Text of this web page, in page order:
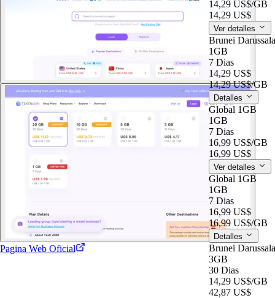
Pagina Web Oficial
14,29 US$/GB
14,29 US$
Ver detalles
Brunei
1GB
7 Dias
14,29 US$
14,29 US$/GB
Detalles
Global 1GB
1GB
7 Dias
16,99 US$/GB
16,99 US$
Ver detalles
Global 1GB
1GB
7 Dias
16,99 US$
16,99 US$/GB
Detalles
Brunei
3GB
30 Dias
14,29 US$/GB
42,87 US$